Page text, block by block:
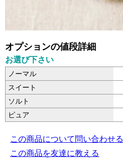
オプションの値段詳細
お選び下さい
ノーマル
スイート
ソルト
ピュア
この商品について問い合わせる
この商品を友達に教える